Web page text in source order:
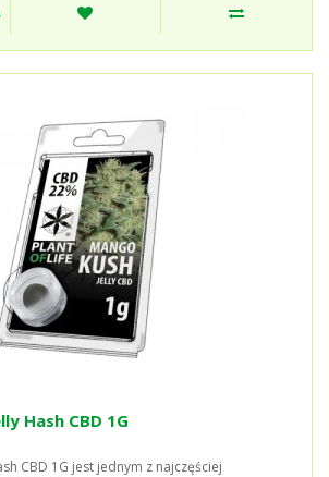
Hash CBD 1G
CBD 1G jest jednym z najczęściej